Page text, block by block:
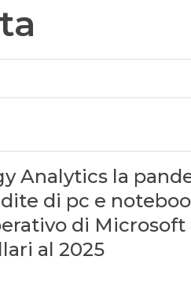
Analytics la
di pc e
di
al 2025